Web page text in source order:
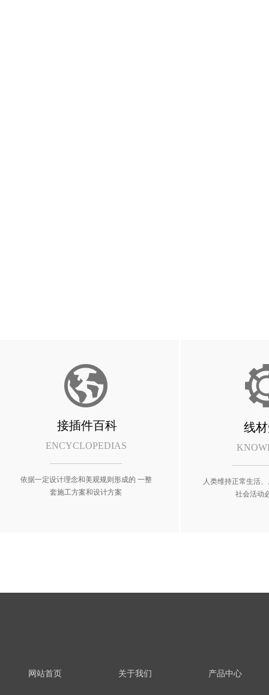
ENCYCLOPEDIAS
人类维持正常生活
社会活动
线
依据一定设计理念和美观规则形成的 一整
套施工方案和设计方案
接插件百科
网站首页 关于我们 产品中心